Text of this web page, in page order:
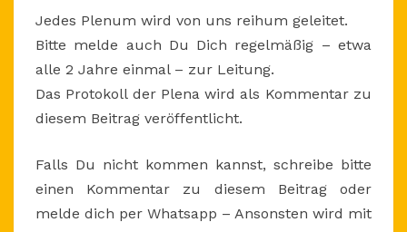
Jedes Plenum wird von uns reihum geleitet.
Bitte melde auch Du Dich regelmäßig – etwa
alle 2 Jahre einmal – zur Leitung.
Das Protokoll der Plena wird als Kommentar zu
diesem Beitrag veröffentlicht.
Falls Du nicht kommen kannst, schreibe bitte
einen Kommentar zu diesem Beitrag oder
melde dich per Whatsapp – Ansonsten wird mit